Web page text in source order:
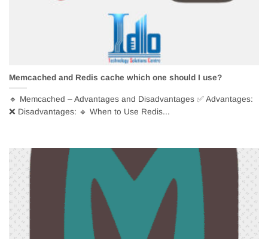
Memcached and Redis cache which one should I use?
🔹 Memcached – Advantages and Disadvantages ✅ Advantages:
❌ Disadvantages: 🔹 When to Use Redis...